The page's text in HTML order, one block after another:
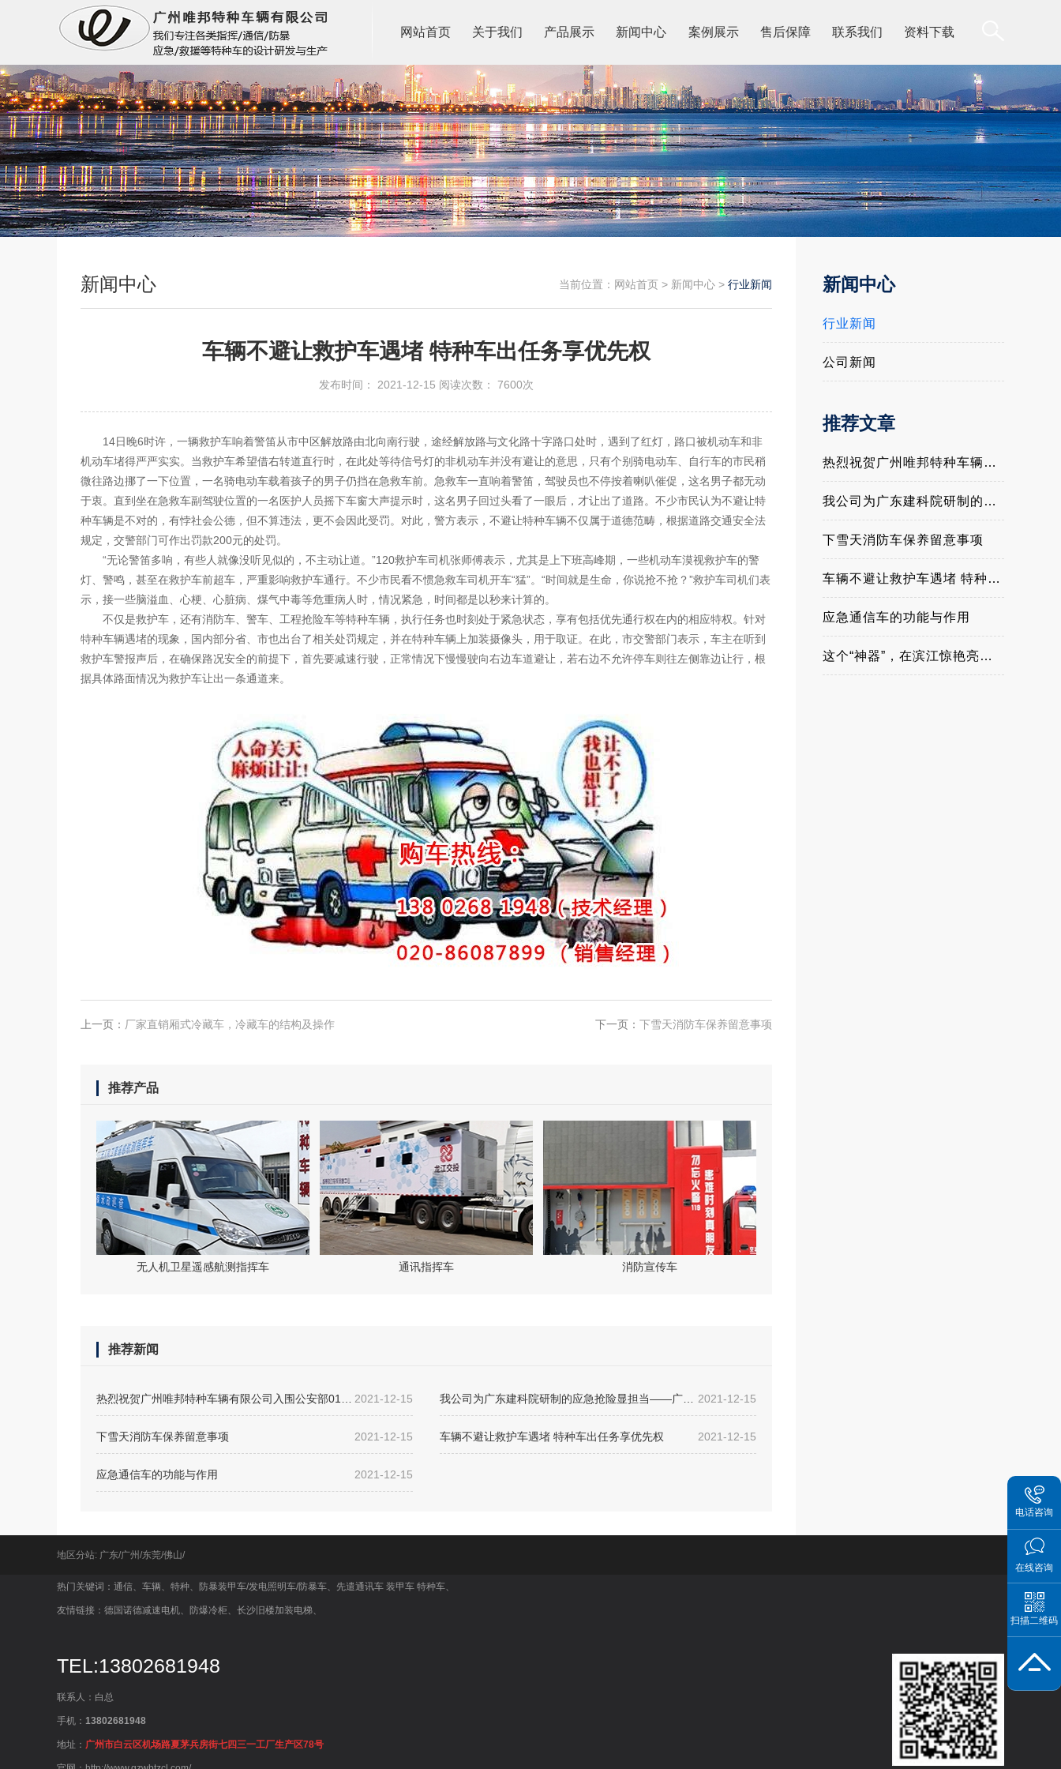
网站首页 关于我们 产品展示 新闻中心 案例展示 售后保障 联系我们 资料下载
新闻中心 当前位置： 网站首页 > 新闻中心 > 行业新闻
车辆不避让救护车遇堵 特种车出任务享优先权
发布时间： 2021-12-15 阅读次数： 7600次
14日晚6时许，一辆救护车响着警笛从市中区解放路由北向南行驶，途经解放路与文化路十字路口处时，遇到了红灯，路口被机动车和非
机动车堵得严严实实。当救护车希望借右转道直行时，在此处等待信号灯的非机动车并没有避让的意思，只有个别骑电动车、自行车的市民稍
微往路边挪了一下位置，一名骑电动车载着孩子的男子仍挡在急救车前。急救车一直响着警笛，驾驶员也不停按着喇叭催促，这名男子都无动
于衷。直到坐在急救车副驾驶位置的一名医护人员摇下车窗大声提示时，这名男子回过头看了一眼后，才让出了道路。不少市民认为不避让特
种车辆是不对的，有悖社会公德，但不算违法，更不会因此受罚。对此，警方表示，不避让特种车辆不仅属于道德范畴，根据道路交通安全法
规定，交警部门可作出罚款200元的处罚。
“无论警笛多响，有些人就像没听见似的，不主动让道。”120救护车司机张师傅表示，尤其是上下班高峰期，一些机动车漠视救护车的警
灯、警鸣，甚至在救护车前超车，严重影响救护车通行。不少市民看不惯急救车司机开车“猛”。“时间就是生命，你说抢不抢？”救护车司机们表
示，接一些脑溢血、心梗、心脏病、煤气中毒等危重病人时，情况紧急，时间都是以秒来计算的。
不仅是救护车，还有消防车、警车、工程抢险车等特种车辆，执行任务也时刻处于紧急状态，享有包括优先通行权在内的相应特权。针对
特种车辆遇堵的现象，国内部分省、市也出台了相关处罚规定，并在特种车辆上加装摄像头，用于取证。在此，市交警部门表示，车主在听到
救护车警报声后，在确保路况安全的前提下，首先要减速行驶，正常情况下慢慢驶向右边车道避让，若右边不允许停车则往左侧靠边让行，根
据具体路面情况为救护车让出一条通道来。
上一页： 厂家直销厢式冷藏车，冷藏车的结构及操作 下一页： 下雪天消防车保养留意事项
推荐产品
无人机卫星遥感航测指挥车 通讯指挥车 消防宣传车
推荐新闻
2021-12-15
热烈祝贺广州唯邦特种车辆有限公司入围公安部012警采中心警用特种车辆协议供货商名录 2021-12-15
我公司为广东建科院研制的应急抢险显担当——广东建科院5G智能检测车在应急抢险中展露硬核实力
2021-12-15
下雪天消防车保养留意事项 2021-12-15
车辆不避让救护车遇堵 特种车出任务享优先权
2021-12-15
应急通信车的功能与作用
新闻中心
行业新闻
公司新闻
推荐文章
热烈祝贺广州唯邦特种车辆有限公司入围公安部012警采中心警用特种车辆协议供货商名录
我公司为广东建科院研制的应急抢险显担当——广东建科院5G智能检测车在应急抢险中展露硬核实力
下雪天消防车保养留意事项
车辆不避让救护车遇堵 特种车出任务享优先权
应急通信车的功能与作用
这个“神器”，在滨江惊艳亮相！
地区分站: 广东/广州 /东莞/佛山/
热门关键词： 通信、 车辆、 特种、 防暴装甲车/发电照明车/防暴车、 先遣通讯车 装甲车 特种车、
友情链接： 德国诺德减速电机、 防爆冷柜、 长沙旧楼加装电梯、
TEL:13802681948
联系人：白总
手机： 13802681948
地址： 广州市白云区机场路夏茅兵房街七四三一工厂生产区78号
电话咨询
在线咨询
扫描二维码